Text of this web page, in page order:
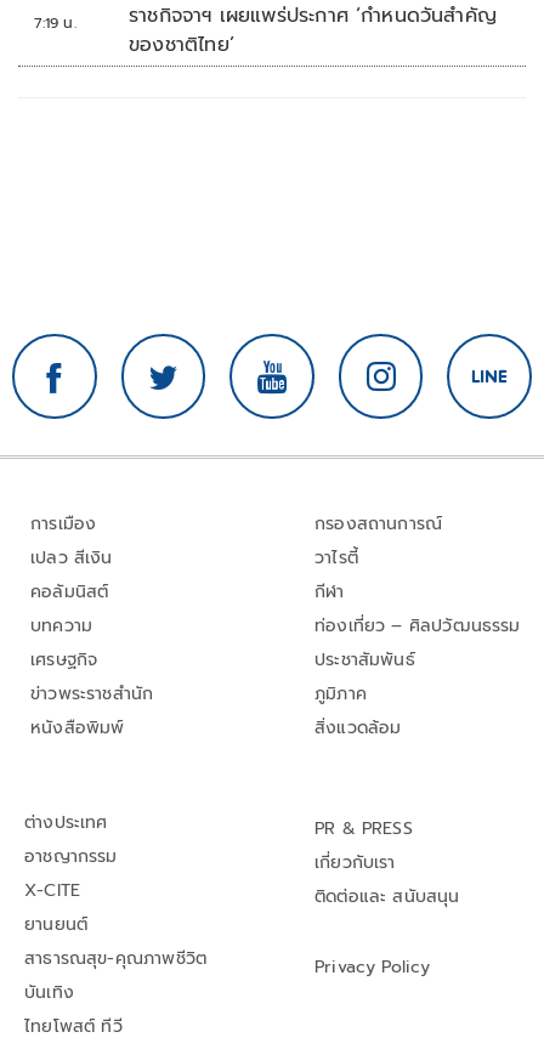
7:19 น.
ราชกิจจาฯ เผยแพร่ประกาศ ‘กำหนดวันสำคัญ
ของชาติไทย’
การเมือง
เปลว สีเงิน
คอลัมนิสต์
บทความ
เศรษฐกิจ
ข่าวพระราชสำนัก
หนังสือพิมพ์
กรองสถานการณ์
วาไรตี้
กีฬา
ท่องเที่ยว – ศิลปวัฒนธรรม
ประชาสัมพันธ์
ภูมิภาค
สิ่งแวดล้อม
ต่างประเทศ
อาชญากรรม
X-CITE
ยานยนต์
สาธารณสุข-คุณภาพชีวิต
บันเทิง
ไทยโพสต์ ทีวี
PR & PRESS
เกี่ยวกับเรา
ติดต่อและ สนับสนุน
Privacy Policy